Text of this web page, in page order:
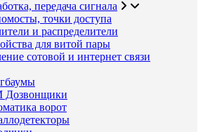
передача сигнала
точки доступа
и распределители
для витой пары
сотовой и интернет связи
Дозвонщики
ворот